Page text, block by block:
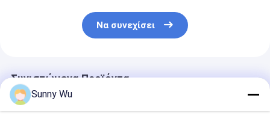
Να συνεχίσει
Συνιστώμενα Προϊόντα
Sunny Wu